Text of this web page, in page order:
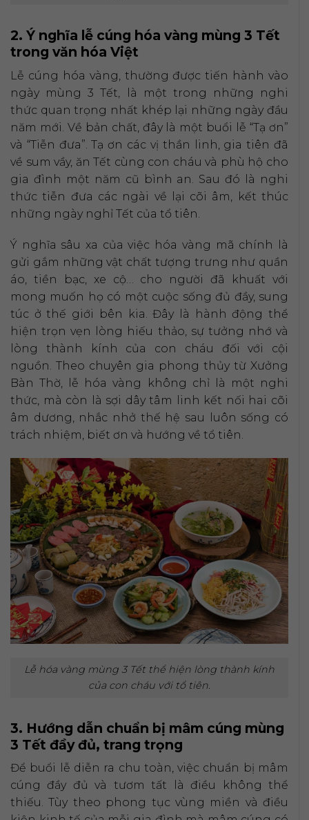
2. Ý nghĩa lễ cúng hóa vàng mùng 3 Tết
trong văn hóa Việt
Lễ cúng hóa vàng, thường được tiến hành vào
ngày mùng 3 Tết, là một trong những nghi
thức quan trọng nhất khép lại những ngày đầu
năm mới. Về bản chất, đây là một buổi lễ “Tạ ơn”
và “Tiễn đưa”. Tạ ơn các vị thần linh, gia tiên đã
về sum vầy, ăn Tết cùng con cháu và phù hộ cho
gia đình một năm cũ bình an. Sau đó là nghi
thức tiễn đưa các ngài về lại cõi âm, kết thúc
những ngày nghỉ Tết của tổ tiên.
Ý nghĩa sâu xa của việc hóa vàng mã chính là
gửi gắm những vật chất tượng trưng như quần
áo, tiền bạc, xe cộ… cho người đã khuất với
mong muốn họ có một cuộc sống đủ đầy, sung
túc ở thế giới bên kia. Đây là hành động thể
hiện trọn vẹn lòng hiếu thảo, sự tưởng nhớ và
lòng thành kính của con cháu đối với cội
nguồn. Theo chuyên gia phong thủy từ Xưởng
Bàn Thờ, lễ hóa vàng không chỉ là một nghi
thức, mà còn là sợi dây tâm linh kết nối hai cõi
âm dương, nhắc nhở thế hệ sau luôn sống có
trách nhiệm, biết ơn và hướng về tổ tiên.
Lễ hóa vàng mùng 3 Tết thể hiện lòng thành kính
của con cháu với tổ tiên.
3. Hướng dẫn chuẩn bị mâm cúng mùng
3 Tết đầy đủ, trang trọng
Để buổi lễ diễn ra chu toàn, việc chuẩn bị mâm
cúng đầy đủ và tươm tất là điều không thể
thiếu. Tùy theo phong tục vùng miền và điều